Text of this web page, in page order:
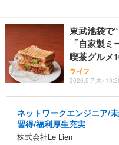
東武池袋で
「自家製
喫茶グルメ
ライフ
2026.5.7(木)
ネットワークエンジニア/
習得/福利厚生充実
株式会社Le Lien